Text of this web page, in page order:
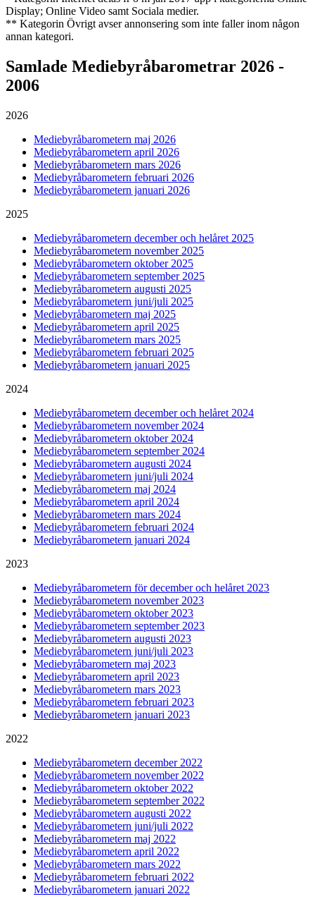
Display; Online Video samt Sociala medier.
** Kategorin Övrigt avser annonsering som inte faller inom någon
annan kategori.
Samlade Mediebyråbarometrar 2026 -
2006
2026
Mediebyråbarometern maj 2026
Mediebyråbarometern april 2026
Mediebyråbarometern mars 2026
Mediebyråbarometern februari 2026
Mediebyråbarometern januari 2026
2025
Mediebyråbarometern december och helåret 2025
Mediebyråbarometern november 2025
Mediebyråbarometern oktober 2025
Mediebyråbarometern september 2025
Mediebyråbarometern augusti 2025
Mediebyråbarometern juni/juli 2025
Mediebyråbarometern maj 2025
Mediebyråbarometern april 2025
Mediebyråbarometern mars 2025
Mediebyråbarometern februari 2025
Mediebyråbarometern januari 2025
2024
Mediebyråbarometern december och helåret 2024
Mediebyråbarometern november 2024
Mediebyråbarometern oktober 2024
Mediebyråbarometern september 2024
Mediebyråbarometern augusti 2024
Mediebyråbarometern juni/juli 2024
Mediebyråbarometern maj 2024
Mediebyråbarometern april 2024
Mediebyråbarometern mars 2024
Mediebyråbarometern februari 2024
Mediebyråbarometern januari 2024
2023
Mediebyråbarometern för december och helåret 2023
Mediebyråbarometern november 2023
Mediebyråbarometern oktober 2023
Mediebyråbarometern september 2023
Mediebyråbarometern augusti 2023
Mediebyråbarometern juni/juli 2023
Mediebyråbarometern maj 2023
Mediebyråbarometern april 2023
Mediebyråbarometern mars 2023
Mediebyråbarometern februari 2023
Mediebyråbarometern januari 2023
2022
Mediebyråbarometern december 2022
Mediebyråbarometern november 2022
Mediebyråbarometern oktober 2022
Mediebyråbarometern september 2022
Mediebyråbarometern augusti 2022
Mediebyråbarometern juni/juli 2022
Mediebyråbarometern maj 2022
Mediebyråbarometern april 2022
Mediebyråbarometern mars 2022
Mediebyråbarometern februari 2022
Mediebyråbarometern januari 2022